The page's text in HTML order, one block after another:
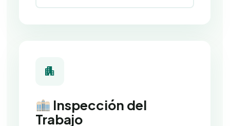
apartment
Inspección del
Trabajo